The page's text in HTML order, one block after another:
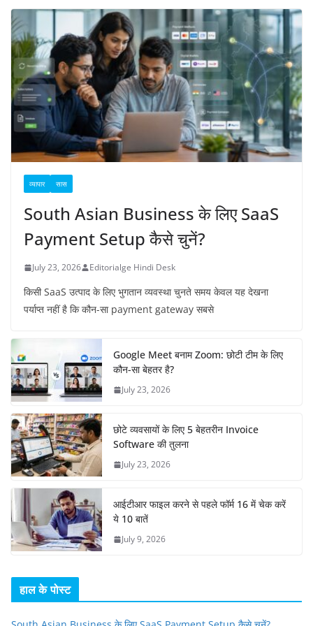
व्यापार सास
South Asian Business के लिए SaaS
Payment Setup कैसे चुनें?
July 23, 2026 Editorialge Hindi Desk
किसी SaaS उत्पाद के लिए भुगतान व्यवस्था चुनते समय केवल यह देखना
पर्याप्त नहीं है कि कौन-सा payment gateway सबसे
Google Meet बनाम Zoom: छोटी टीम के लिए
कौन-सा बेहतर है?
July 23, 2026
छोटे व्यवसायों के लिए 5 बेहतरीन Invoice
Software की तुलना
July 23, 2026
आईटीआर फाइल करने से पहले फॉर्म 16 में चेक करें
ये 10 बातें
July 9, 2026
हाल के पोस्ट